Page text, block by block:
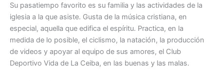
Su pasatiempo favorito es su familia y las actividades de la
iglesia a la que asiste. Gusta de la música cristiana, en
especial, aquella que edifica el espíritu. Practica, en la
medida de lo posible, el ciclismo, la natación, la producción
de videos y apoyar al equipo de sus amores, el Club
Deportivo Vida de La Ceiba, en las buenas y las malas.